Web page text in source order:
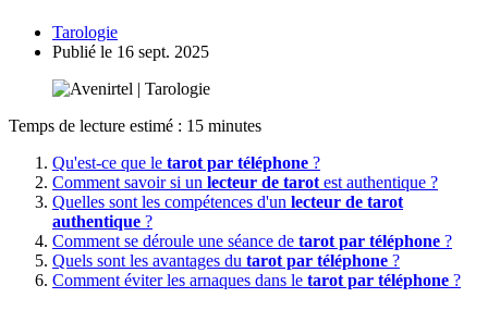
Tarologie
Publié le 16 sept. 2025
Temps de lecture estimé : 15 minutes
Qu'est-ce que le tarot par téléphone ?
Comment savoir si un lecteur de tarot est authentique ?
Quelles sont les compétences d'un lecteur de tarot
authentique ?
Comment se déroule une séance de tarot par téléphone ?
Quels sont les avantages du tarot par téléphone ?
Comment éviter les arnaques dans le tarot par téléphone ?